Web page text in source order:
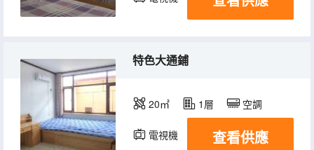
特色大通鋪
20㎡ 1層 空調
電視機 查看供應